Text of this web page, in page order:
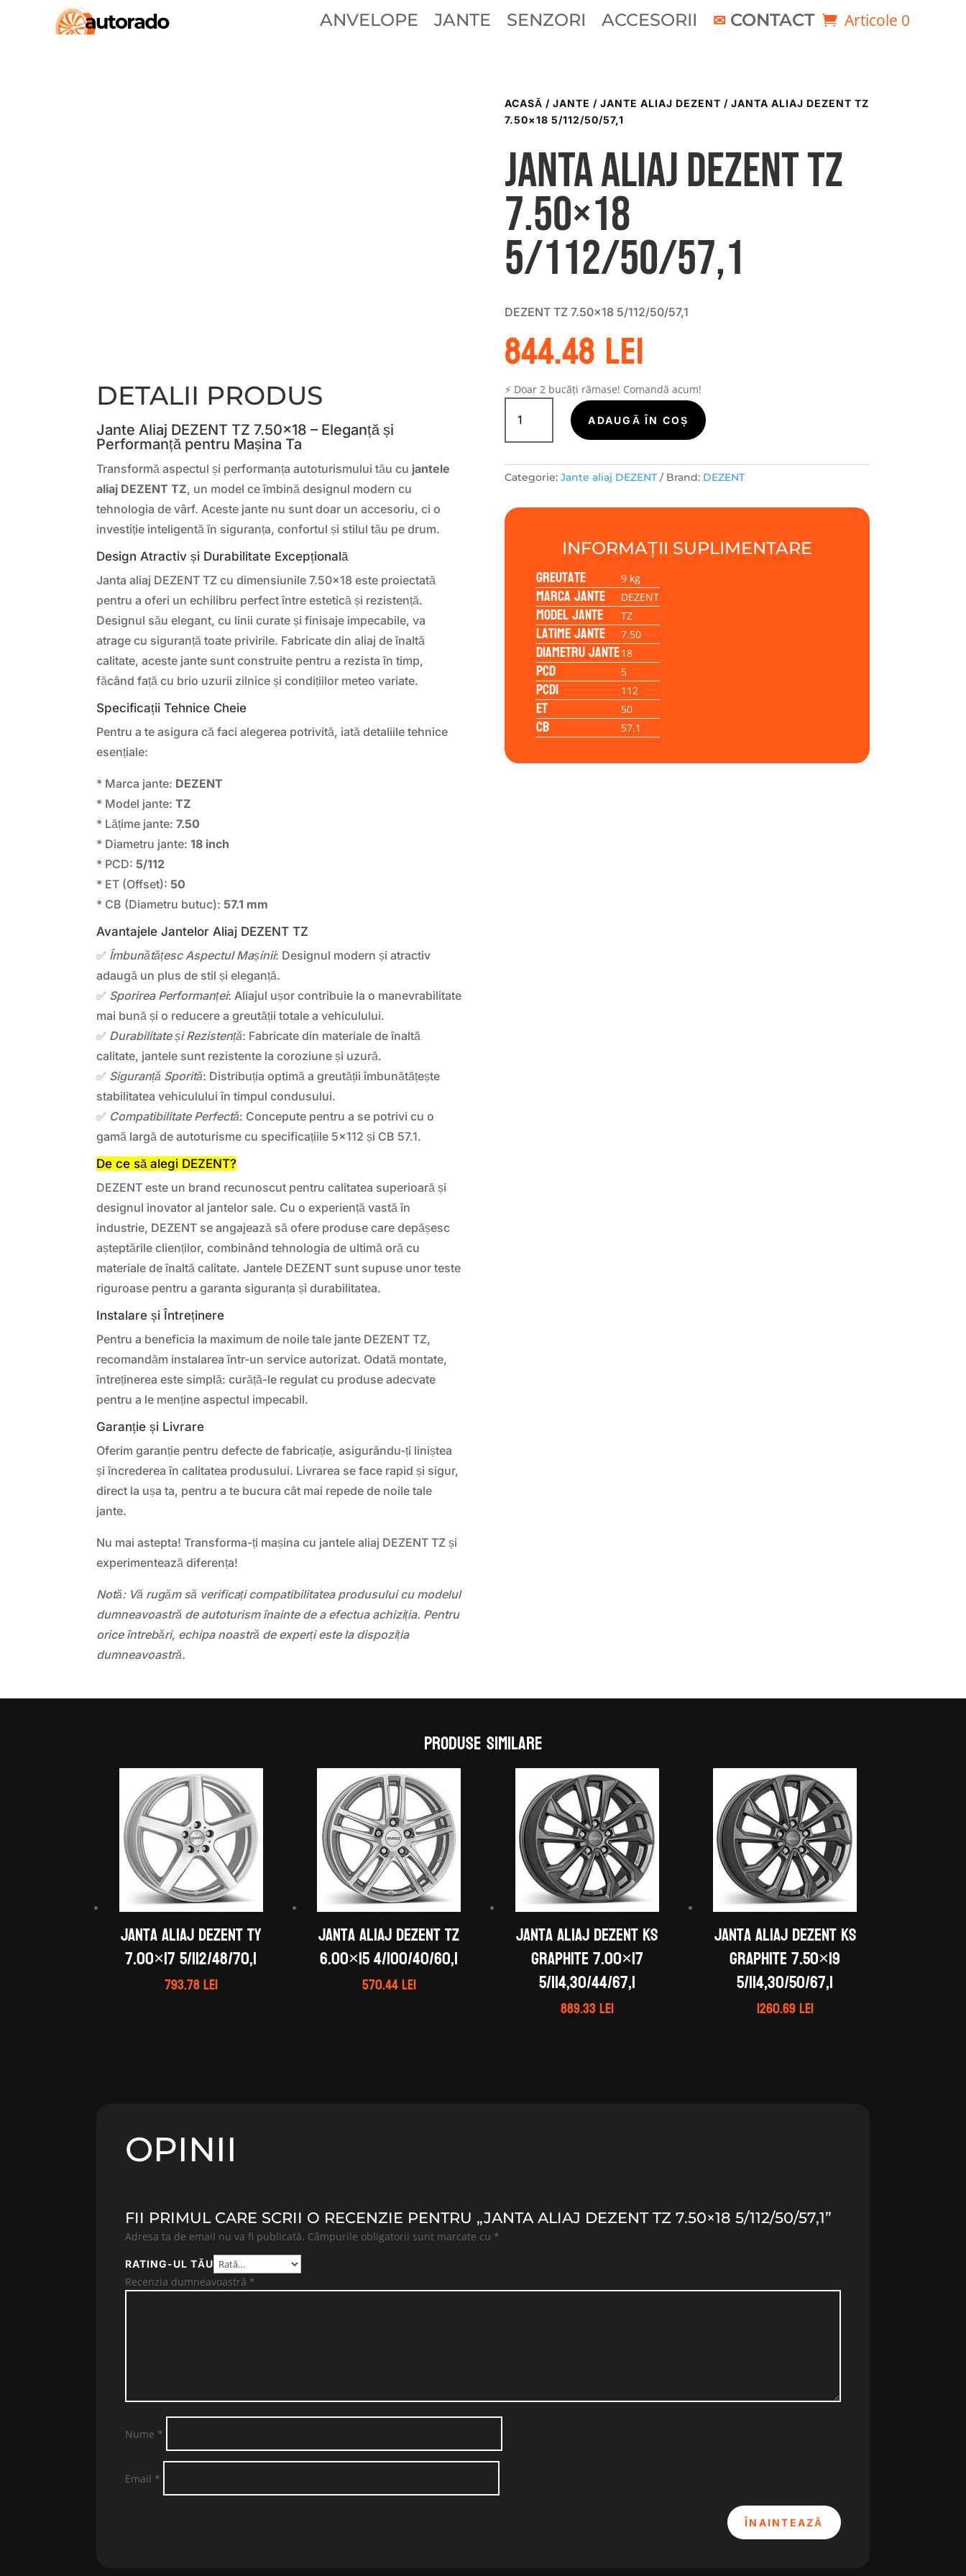
ANVELOPE JANTE SENZORI ACCESORII CONTACT Articole 0
DETALII PRODUS
Jante Aliaj DEZENT TZ 7.50×18 – Eleganță și
Performanță pentru Mașina Ta
Transformă aspectul și performanța autoturismului tău cu jantele
aliaj DEZENT TZ, un model ce îmbină designul modern cu
tehnologia de vârf. Aceste jante nu sunt doar un accesoriu, ci o
investiție inteligentă în siguranța, confortul și stilul tău pe drum.
Design Atractiv și Durabilitate Excepțională
Janta aliaj DEZENT TZ cu dimensiunile 7.50×18 este proiectată
pentru a oferi un echilibru perfect între estetică și rezistență.
Designul său elegant, cu linii curate și finisaje impecabile, va
atrage cu siguranță toate privirile. Fabricate din aliaj de înaltă
calitate, aceste jante sunt construite pentru a rezista în timp,
făcând față cu brio uzurii zilnice și condițiilor meteo variate.
Specificații Tehnice Cheie
Pentru a te asigura că faci alegerea potrivită, iată detaliile tehnice
esențiale:
* Marca jante: DEZENT
* Model jante:TZ
* Lățime jante:7.50
* Diametru jante:18 inch
* PCD: 5/112
* ET (Offset): 50
* CB (Diametru butuc): 57.1 mm
Avantajele Jantelor Aliaj DEZENT TZ
✅ Îmbunătățesc Aspectul Mașinii: Designul modern și atractiv
adaugă un plus de stil și eleganță.
✅ Sporirea Performanței: Aliajul ușor contribuie la o manevrabilitate
mai bună și o reducere a greutății totale a vehiculului.
✅ Durabilitate și Rezistență: Fabricate din materiale de înaltă
calitate, jantele sunt rezistente la coroziune și uzură.
✅ Siguranță Sporită: Distribuția optimă a greutății îmbunătățește
stabilitatea vehiculului în timpul condusului.
✅ Compatibilitate Perfectă: Concepute pentru a se potrivi cu o
gamă largă de autoturisme cu specificațiile 5×112 și CB 57.1.
De ce să alegi DEZENT?
DEZENT este un brand recunoscut pentru calitatea superioară și
designul inovator al jantelor sale. Cu o experiență vastă în
industrie, DEZENT se angajează să ofere produse care depășesc
așteptările clienților, combinând tehnologia de ultimă oră cu
materiale de înaltă calitate. Jantele DEZENT sunt supuse unor teste
riguroase pentru a garanta siguranța și durabilitatea.
Instalare și Întreținere
Pentru a beneficia la maximum de noile tale jante DEZENT TZ,
recomandăm instalarea într-un service autorizat. Odată montate,
întreținerea este simplă: curăță-le regulat cu produse adecvate
pentru a le menține aspectul impecabil.
Garanție și Livrare
Oferim garanție pentru defecte de fabricație, asigurându-ți liniștea
și încrederea în calitatea produsului. Livrarea se face rapid și sigur,
direct la ușa ta, pentru a te bucura cât mai repede de noile tale
jante.
Nu mai astepta! Transforma-ți mașina cu jantele aliaj DEZENT TZ și
experimentează diferența!
Notă: Vă rugăm să verificați compatibilitatea produsului cu modelul
dumneavoastră de autoturism înainte de a efectua achiziția. Pentru
orice întrebări, echipa noastră de experți este la dispoziția
dumneavoastră.
ACASĂ / JANTE / JANTE ALIAJ DEZENT / JANTA ALIAJ DEZENT TZ
7.50×18 5/112/50/57,1
Janta aliaj DEZENT TZ
7.50×18
5/112/50/57,1
DEZENT TZ 7.50×18 5/112/50/57,1
844.48lei
⚡ Doar 2 bucăți rămase! Comandă acum!
Cantitate
Janta
aliaj
TZ
7.50x18
5/112/50/57,1
ADAUGĂ ÎN COȘ
Categorie: Jante aliaj DEZENT Brand: DEZENT
INFORMAȚII SUPLIMENTARE
Greutate 9 kg
Marca jante DEZENT
Model jante TZ
Latime jante 7.50
Diametru jante18
PCD 5
PCD1 112
ET 50
CB 57.1
Produse similare
Janta aliaj DEZENT TY
7.00×17 5/112/48/70,1
793.78lei
Janta aliaj DEZENT TZ
6.00×15 4/100/40/60,1
570.44lei
Janta aliaj DEZENT KS
graphite 7.00×17
5/114,30/44/67,1
889.33lei
Janta aliaj DEZENT KS
graphite 7.50×19
5/114,30/50/67,1
1260.69lei
OPINII
FII PRIMUL CARE SCRII O RECENZIE PENTRU „JANTA ALIAJ DEZENT TZ 7.50×18 5/112/50/57,1”
Adresa ta de email nu va fi publicată. Câmpurile obligatorii sunt marcate cu *
RATING-UL TĂU
Recenzia dumneavoastră *
Nume *
Email *
ÎNAINTEAZĂ